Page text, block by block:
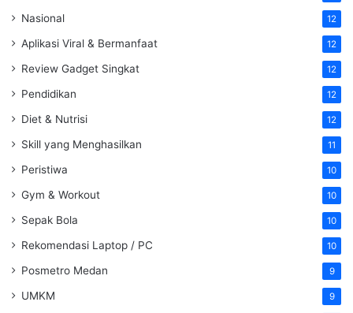
Nasional 12
Aplikasi Viral & Bermanfaat 12
Review Gadget Singkat 12
Pendidikan 12
Diet & Nutrisi 12
Skill yang Menghasilkan 11
Peristiwa 10
Gym & Workout 10
Sepak Bola 10
Rekomendasi Laptop / PC 10
Posmetro Medan 9
UMKM 9